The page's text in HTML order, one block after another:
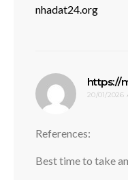
nhadat24.org
https://
20/01/2026
References:
Best time to take